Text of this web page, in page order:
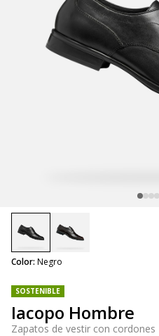
SOSTENIBLE
Iacopo Hombre
Zapatos de vestir con cordones
Color: Negro
selected